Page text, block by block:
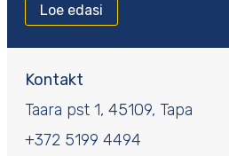
Loe edasi
Kontakt
Taara pst 1, 45109, Tapa
+372 5199 4494